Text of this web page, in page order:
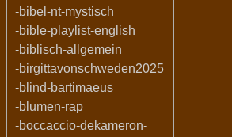
-bibel-nt-mystisch
-bible-playlist-english
-biblisch-allgemein
-birgittavonschweden2025
-blind-bartimaeus
-blumen-rap
-boccaccio-dekameron-